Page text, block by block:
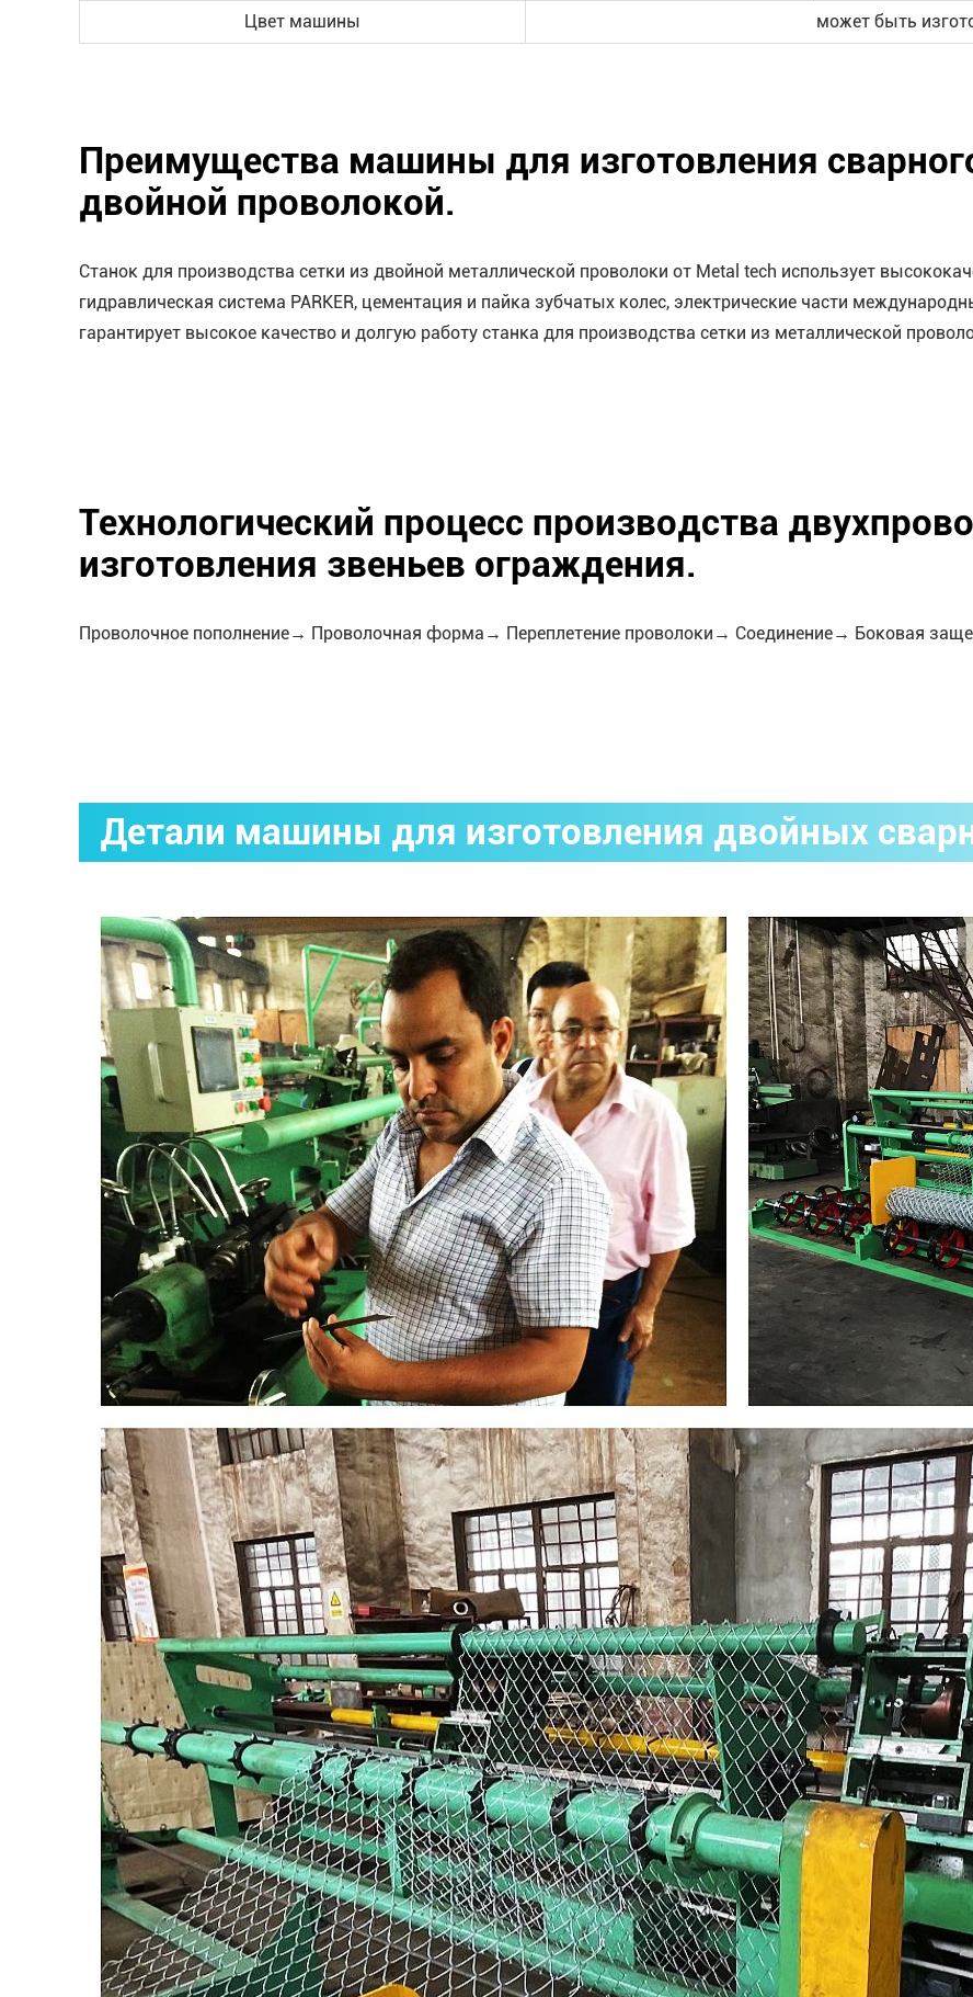
Цвет машины может быть
Преимущества машины для изготовления
двойной проволокой.
Станок для производства сетки из двойной металлической проволоки от Metal tech использует
гидравлическая система PARKER, цементация и пайка зубчатых колес, электрические части
гарантирует высокое качество и долгую работу станка для производства сетки из металлической
Технологический процесс производства
изготовления звеньев ограждения.
Проволочное пополнение→ Проволочная форма→ Переплетение проволоки→ Соединение→ Боковая
Детали машины для изготовления двойных